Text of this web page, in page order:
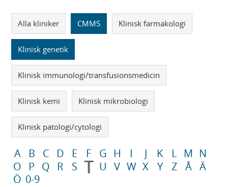
Alla kliniker CMMS Klinisk farmakologi
Klinisk genetik
Klinisk immunologi/transfusionsmedicin
Klinisk kemi Klinisk mikrobiologi
Klinisk patologi/cytologi
A B C D E F G H I J K L M N
O
P Q R S T U V W X Y Z Å Ä
Ö 0-9